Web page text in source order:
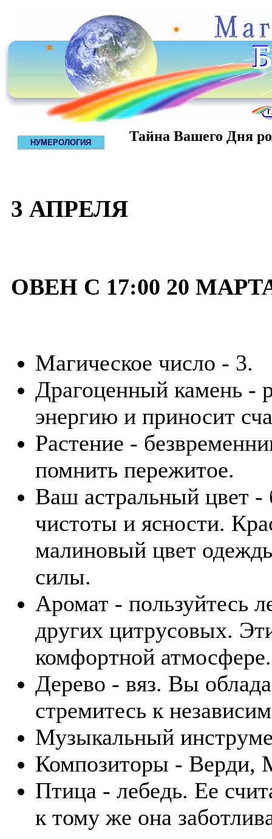
НУМЕРОЛОГИЯ Тайна Вашего Дня
3 АПРЕЛЯ
ОВЕН С 17:00 20
Магическое число - 3.
Драгоценный камень -
энергию и приносит
Растение -
помнить пережитое.
Ваш астральный цвет
чистоты и ясности.
малиновый цвет
силы.
Аромат - пользуйтесь
других цитрусовых.
комфортной атмосфере.
Дерево - вяз. Вы
стремитесь к
Музыкальный
Композиторы - Верди,
Птица - лебедь. Ее
к тому же она